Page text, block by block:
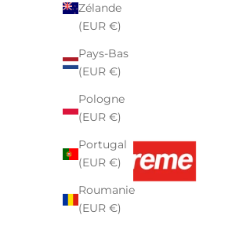
Zélande
(EUR €)
Pays-Bas
(EUR €)
Pologne
(EUR €)
Portugal
(EUR €)
Roumanie
(EUR €)